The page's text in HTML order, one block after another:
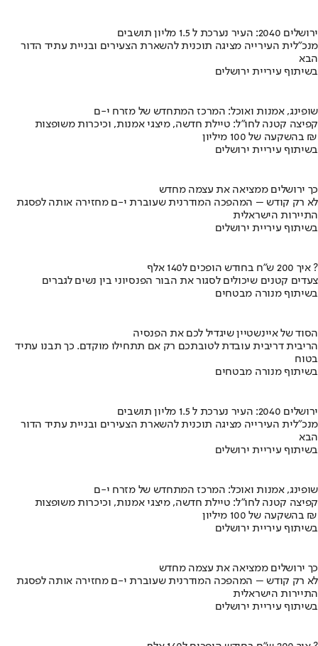
ירושלים 2040: העיר נערכת ל 1.5 מליון תושבים
מנכ"לית העירייה מציגה תוכנית להשארת הצעירים ובניית עתיד הדור
הבא
בשיתוף עיריית ירושלים
שופינג, אמנות ואוכל: המרכז המתחדש של מזרח י-ם
קפיצה קטנה לחו"ל: טיילת חדשה, מיצגי אמנות, וכיכרות משופצות
בהשקעה של 100 מיליון ₪
בשיתוף עיריית ירושלים
כך ירושלים ממציאה את עצמה מחדש
לא רק קודש – המהפכה המודרנית שעוברת י-ם מחזירה אותה לפסגת
התיירות הישראלית
בשיתוף עיריית ירושלים
איך 200 ש"ח בחודש הופכים ל140 אלף ?
צעדים קטנים שיכולים לסגור את הבור הפנסיוני בין נשים לגברים
בשיתוף מנורה מבטחים
הסוד של איינשטיין שיגדיל לכם את הפנסיה
הריבית דריבית עובדת לטובתכם רק אם תתחילו מוקדם. כך תבנו עתיד
בטוח
בשיתוף מנורה מבטחים
ירושלים 2040: העיר נערכת ל 1.5 מליון תושבים
מנכ"לית העירייה מציגה תוכנית להשארת הצעירים ובניית עתיד הדור
הבא
בשיתוף עיריית ירושלים
שופינג, אמנות ואוכל: המרכז המתחדש של מזרח י-ם
קפיצה קטנה לחו"ל: טיילת חדשה, מיצגי אמנות, וכיכרות משופצות
בהשקעה של 100 מיליון ₪
בשיתוף עיריית ירושלים
כך ירושלים ממציאה את עצמה מחדש
לא רק קודש – המהפכה המודרנית שעוברת י-ם מחזירה אותה לפסגת
התיירות הישראלית
בשיתוף עיריית ירושלים